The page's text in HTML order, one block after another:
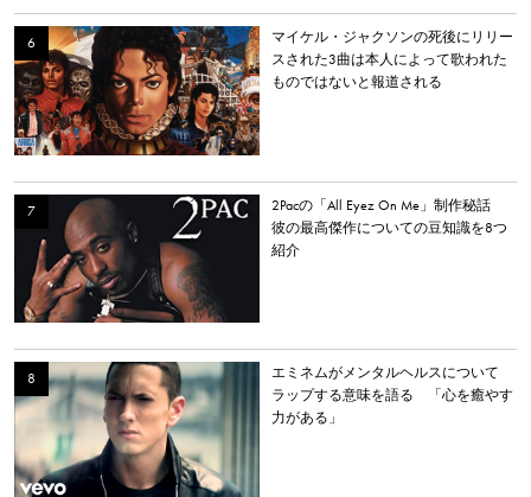
マイケル・ジャクソンの死後にリリー
スされた3曲は本人によって歌われた
ものではないと報道される
2Pacの「All Eyez On Me」制作秘話
彼の最高傑作についての豆知識を8つ
紹介
エミネムがメンタルヘルスについて
ラップする意味を語る 「心を癒やす
力がある」